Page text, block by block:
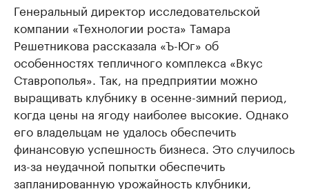
Генеральный директор исследовательской
компании «Технологии роста» Тамара
Решетникова рассказала «Ъ-Юг» об
особенностях тепличного комплекса «Вкус
Ставрополья». Так, на предприятии можно
выращивать клубнику в осенне-зимний период,
когда цены на ягоду наиболее высокие. Однако
его владельцам не удалось обеспечить
финансовую успешность бизнеса. Это случилось
из-за неудачной попытки обеспечить
запланированную урожайность клубники,